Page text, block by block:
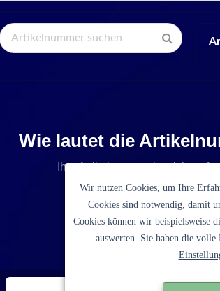
Global Search
Wie lautet die
Ihre Artikelnummer ist nicht
Wir nutzen Cookies, um Ihre
Cookies sind notwendig, damit
Cookies können wir beispielsweise
auswerten. Sie haben die